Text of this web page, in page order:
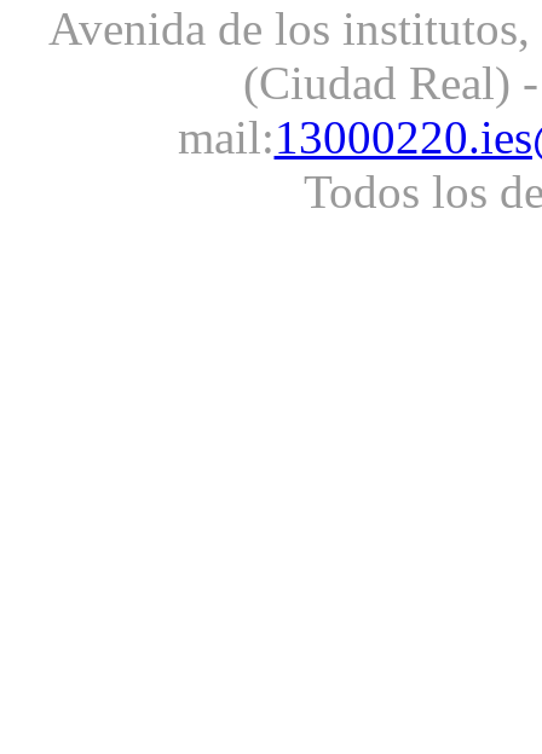
Avenida de los
(Ciudad Real)
mail:
Todos los